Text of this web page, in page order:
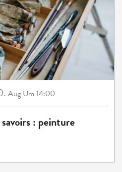
Aug Um 14:00
: peinture